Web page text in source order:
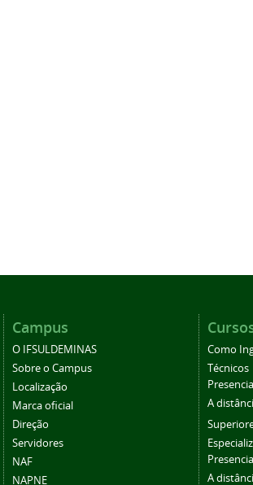
Campus
O IFSULDEMINAS
Sobre o Campus
Localização
Marca oficial
Direção
Servidores
NAF
NAPNE
Como
Técnicos
A
A